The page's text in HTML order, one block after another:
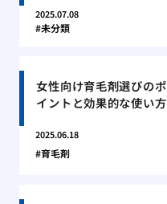
2025.07.08
未分類
女性向け育毛剤選びのポ
イントと効果的な使い方
2025.06.18
育毛剤